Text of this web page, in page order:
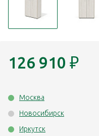
126 910 ₽
Москва
Новосибирск
Иркутск